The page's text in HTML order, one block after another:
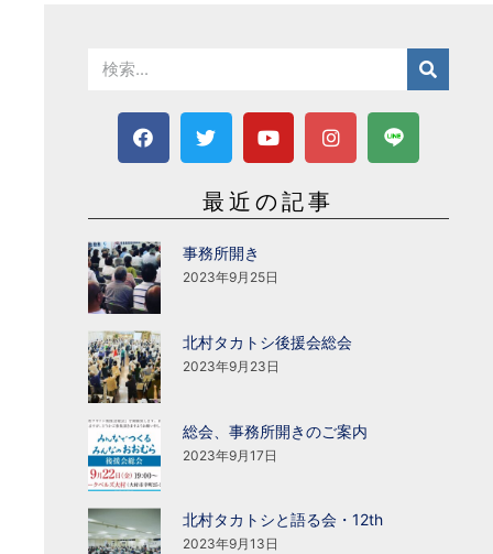
最近の記事
事務所開き
2023年9月25日
北村タカトシ後援会総会
2023年9月23日
総会、事務所開きのご案内
2023年9月17日
北村タカトシと語る会・12th
2023年9月13日